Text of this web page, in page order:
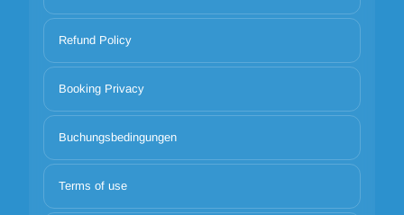
Refund Policy
Booking Privacy
Buchungsbedingungen
Terms of use